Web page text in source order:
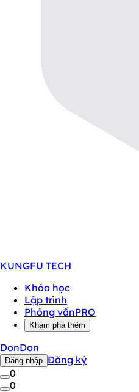
KUNGFU TECH
Khóa học
Lập trình
Phỏng vấnPRO
Khám phá thêm
DonDon
Đăng nhập Đăng ký
0
0